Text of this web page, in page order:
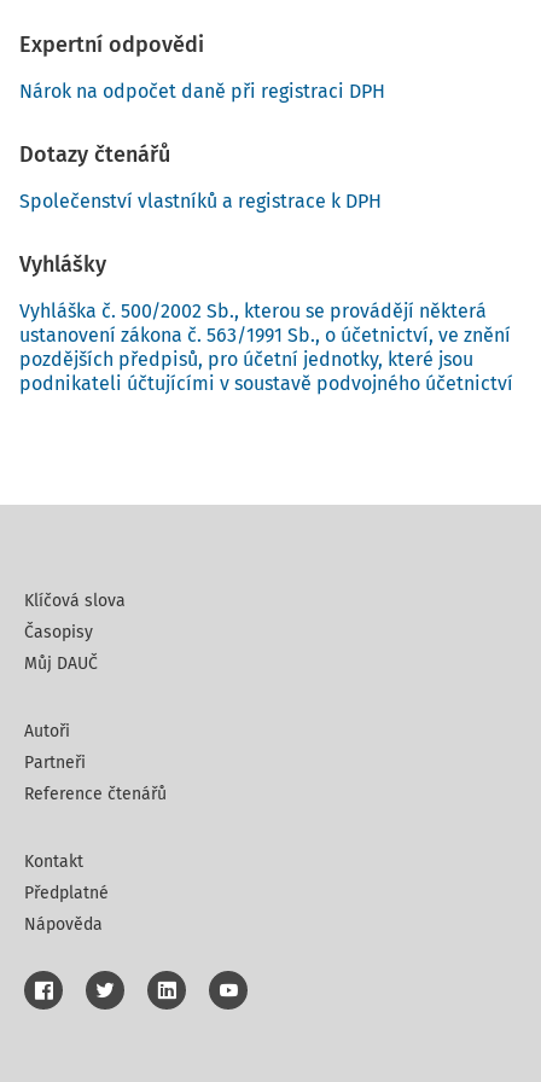
řada, zde pár příkladů: český řemeslník začal podnikat
hlavně v cizině, takže jeho obrat pro účely DPH, kam se
započítávají pouze tuzemská plnění, klesne pod limit 1
milion Kč za rok; účetní si chtěla usnadnit vlastní daňové
„papírování“ přechodem na tzv. paušální daň z příjmů, kde
je mj. podmínkou, že nejde o plátce; místní všeuměl
cena jeho práce o řád převyšuje spotřební materiál;
Expertní odpovědi
Nárok na odpočet daně při registraci DPH
Dotazy čtenářů
Společenství vlastníků a registrace k DPH
Vyhlášky
Vyhláška č. 500/2002 Sb., kterou se provádějí některá
ustanovení zákona č. 563/1991 Sb., o účetnictví, ve znění
pozdějších předpisů, pro účetní jednotky, které jsou
podnikateli účtujícími v soustavě podvojného účetnictví
Klíčová slova
Časopisy
Můj DAUČ
Autoři
Partneři
Reference čtenářů
Kontakt
Předplatné
Nápověda